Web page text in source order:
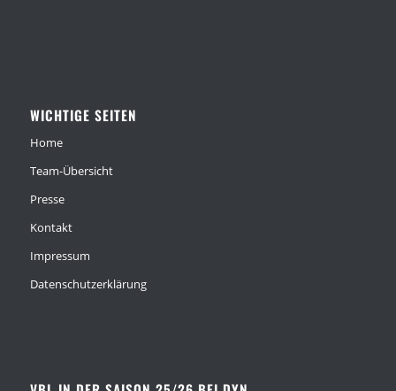
WICHTIGE SEITEN
Home
Team-Übersicht
Presse
Kontakt
Impressum
Datenschutzerklärung